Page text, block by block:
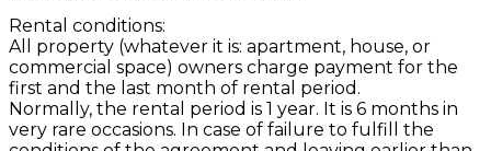
Rental conditions:
All property (whatever it is: apartment, house, or
commercial space) owners charge payment for the
first and the last month of rental period.
Normally, the rental period is 1 year. It is 6 months in
very rare occasions. In case of failure to fulfill the